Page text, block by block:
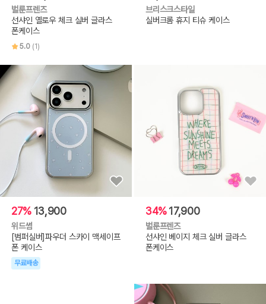
벌룬프렌즈
선샤인 옐로우 체크 실버 글라스
폰케이스
5.0 (1)
브리스크스타일
실버크롬 휴지 티슈 케이스
27% 13,900
위드썸
[범퍼실버]파우더 스카이 맥세이프
폰 케이스
무료배송
34%17,900
벌룬프렌즈
선샤인 베이지 체크 실버 글라스
폰케이스